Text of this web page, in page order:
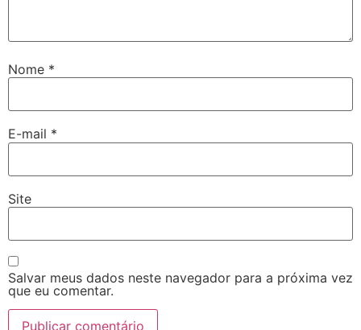
Nome *
E-mail *
Site
Salvar meus dados neste navegador para a próxima vez
que eu comentar.